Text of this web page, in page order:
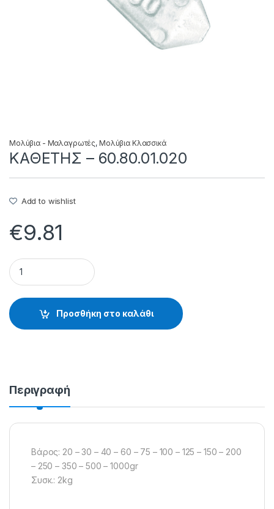
Μολύβια - Μαλαγρωτές, Μολύβια Κλασσικά
KAΘETHΣ – 60.80.01.020
Add to wishlist
€9.81
KAΘETHΣ - 60.80.01.020 quantity
Προσθήκη στο καλάθι
Περιγραφή
Βάρος: 20 – 30 – 40 – 60 – 75 – 100 – 125 – 150 – 200
– 250 – 350 – 500 – 1000gr
Συσκ.: 2kg